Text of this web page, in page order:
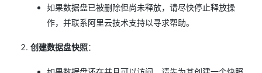
如果数据盘已被删除但尚未释放，请尽快停止释放操
作，并联系阿里云技术支持以寻求帮助。
创建数据盘快照：